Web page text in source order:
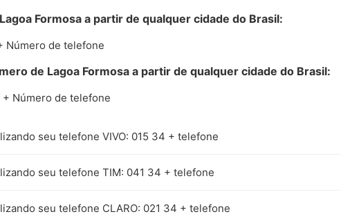
Formosa a partir de qualquer cidade do Brasil:
Número de telefone
de Lagoa Formosa a partir de qualquer cidade do Brasil:
+ Número de telefone
seu telefone VIVO: 015 34 + telefone
seu telefone TIM: 041 34 + telefone
seu telefone CLARO: 021 34 + telefone